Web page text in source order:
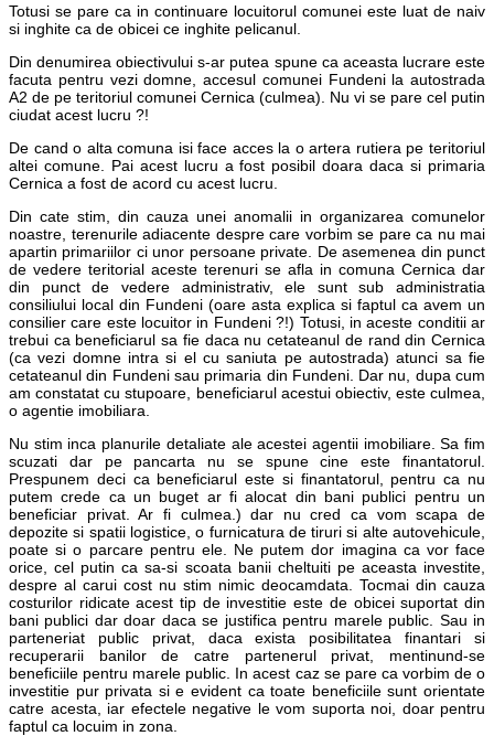
Totusi se pare ca in continuare locuitorul comunei este luat de naiv
si inghite ca de obicei ce inghite pelicanul.
Din denumirea obiectivului s-ar putea spune ca aceasta lucrare este
facuta pentru vezi domne, accesul comunei Fundeni la autostrada
A2 de pe teritoriul comunei Cernica (culmea). Nu vi se pare cel putin
ciudat acest lucru ?!
De cand o alta comuna isi face acces la o artera rutiera pe teritoriul
altei comune. Pai acest lucru a fost posibil doara daca si primaria
Cernica a fost de acord cu acest lucru.
Din cate stim, din cauza unei anomalii in organizarea comunelor
noastre, terenurile adiacente despre care vorbim se pare ca nu mai
apartin primariilor ci unor persoane private. De asemenea din punct
de vedere teritorial aceste terenuri se afla in comuna Cernica dar
din punct de vedere administrativ, ele sunt sub administratia
consiliului local din Fundeni (oare asta explica si faptul ca avem un
consilier care este locuitor in Fundeni ?!) Totusi, in aceste conditii ar
trebui ca beneficiarul sa fie daca nu cetateanul de rand din Cernica
(ca vezi domne intra si el cu saniuta pe autostrada) atunci sa fie
cetateanul din Fundeni sau primaria din Fundeni. Dar nu, dupa cum
am constatat cu stupoare, beneficiarul acestui obiectiv, este culmea,
o agentie imobiliara.
Nu stim inca planurile detaliate ale acestei agentii imobiliare. Sa fim
scuzati dar pe pancarta nu se spune cine este finantatorul.
Prespunem deci ca beneficiarul este si finantatorul, pentru ca nu
putem crede ca un buget ar fi alocat din bani publici pentru un
beneficiar privat. Ar fi culmea.) dar nu cred ca vom scapa de
depozite si spatii logistice, o furnicatura de tiruri si alte autovehicule,
poate si o parcare pentru ele. Ne putem dor imagina ca vor face
orice, cel putin ca sa-si scoata banii cheltuiti pe aceasta investite,
despre al carui cost nu stim nimic deocamdata. Tocmai din cauza
costurilor ridicate acest tip de investitie este de obicei suportat din
bani publici dar doar daca se justifica pentru marele public. Sau in
parteneriat public privat, daca exista posibilitatea finantari si
recuperarii banilor de catre partenerul privat, mentinund-se
beneficiile pentru marele public. In acest caz se pare ca vorbim de o
investitie pur privata si e evident ca toate beneficiile sunt orientate
catre acesta, iar efectele negative le vom suporta noi, doar pentru
faptul ca locuim in zona.